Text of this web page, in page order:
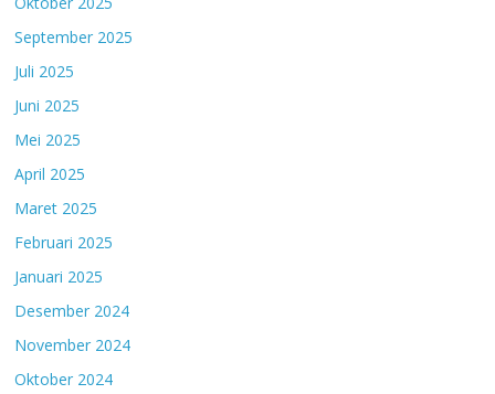
September 2025
Juli 2025
Juni 2025
Mei 2025
April 2025
Maret 2025
Februari 2025
Januari 2025
Desember 2024
November 2024
Oktober 2024